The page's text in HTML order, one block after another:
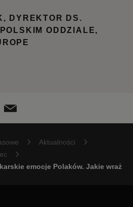
DYREKTOR DS.
ODDZIALE,
Aktualności
emocje Polaków. Jakie